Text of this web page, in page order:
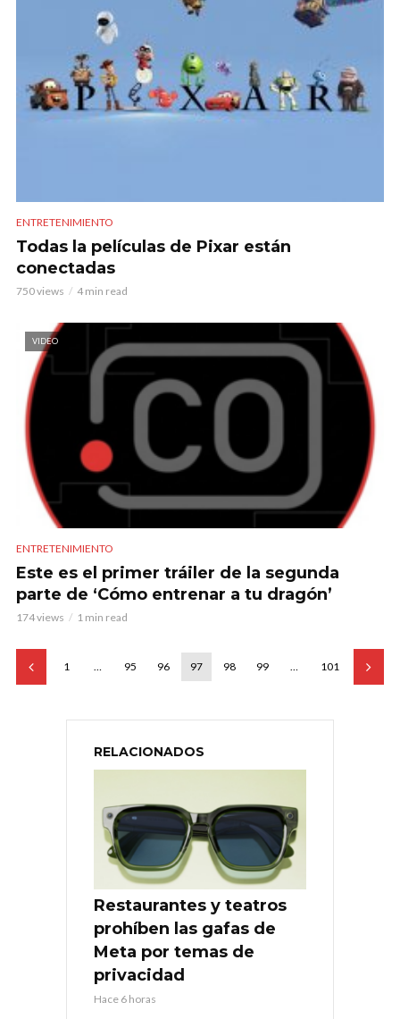
ENTRETENIMIENTO
Todas la películas de Pixar están
conectadas
750 views 4 min read
VIDEO
ENTRETENIMIENTO
Este es el primer tráiler de la segunda
parte de ‘Cómo entrenar a tu dragón’
174 views 1 min read
1 … 95 96 97 98 99 … 101
RELACIONADOS
Restaurantes y teatros
prohíben las gafas de
Meta por temas de
privacidad
Hace 6 horas